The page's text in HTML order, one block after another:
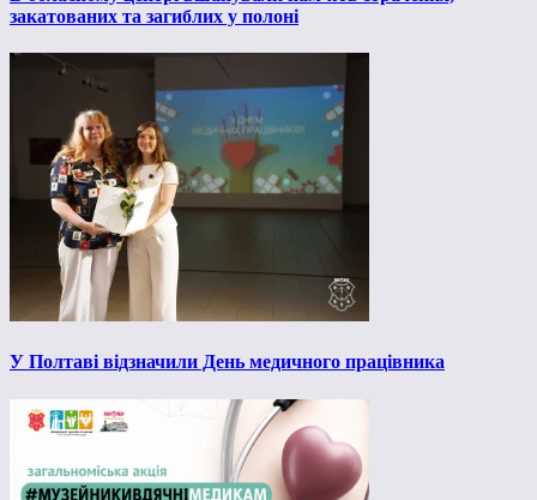
закатованих та загиблих у полоні
У Полтаві відзначили День медичного працівника